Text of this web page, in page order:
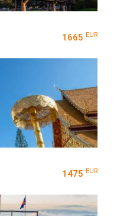
1665 EUR
1475 EUR